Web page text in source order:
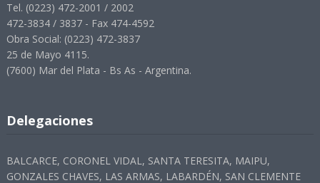
Tel. (0223) 472-2001 / 2002
472-3834 / 3837 - Fax 474-4592
Obra Social: (0223) 472-3837
25 de Mayo 4115.
(7600) Mar del Plata - Bs As - Argentina.
Delegaciones
BALCARCE, CORONEL VIDAL, SANTA TERESITA, MAIPU,
GONZALES CHAVES, LAS ARMAS, LABARDÉN, SAN CLEMENTE